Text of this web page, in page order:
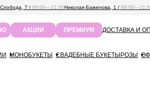
7 / 09:00—21:00Николая Баженова, 1 /
АКЦИИ ПРЕМИУМ ДОСТАВКА И
МОНОБУКЕТЫ СВАДЕБНЫЕ БУКЕТЫРОЗЫ